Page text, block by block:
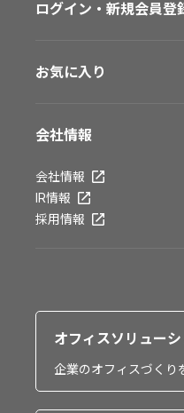
ログイン・新規会員登
お気に入り
会社情報
会社情報
IR情報
採用情報
オフィスソリュー
企業のオフィスづくり